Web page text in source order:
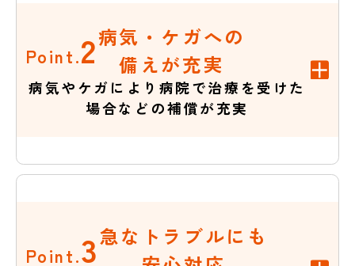
Point.2病気・ケガへの
備えが充実
病気やケガにより病院で治療を受けた
場合などの補償が充実
Point.3急なトラブルにも